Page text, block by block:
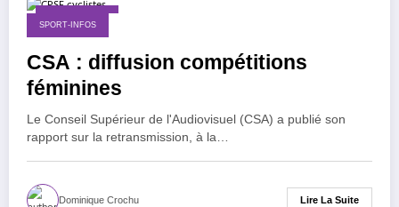
1 février 2018
SPORT-INFOS
CSA : diffusion compétitions
féminines
Le Conseil Supérieur de l'Audiovisuel (CSA) a publié son
rapport sur la retransmission, à la…
Dominique Crochu Lire La Suite